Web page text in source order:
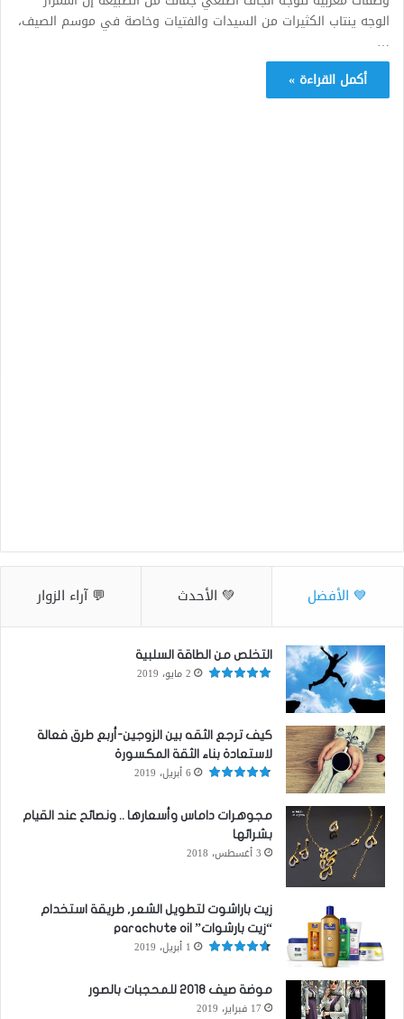
الوجه ينتاب الكثيرات من السيدات والفتيات وخاصة في موسم الصيف،
…
أكمل القراءة »
💙 الأفضل 💚 الأحدث 💬 آراء الزوار
التخلص من الطاقة السلبية
2 مايو، 2019
كيف ترجع الثقه بين الزوجين-أربع طرق فعالة
لاستعادة بناء الثقة المكسورة
6 أبريل، 2019
مجوهرات داماس وأسعارها .. ونصائح عند القيام
بشرائها
3 أغسطس، 2018
زيت باراشوت لتطويل الشعر, طريقة استخدام
“زيت بارشوات” parachute oil
1 أبريل، 2019
موضة صيف 2018 للمحجبات بالصور
17 فبراير، 2019